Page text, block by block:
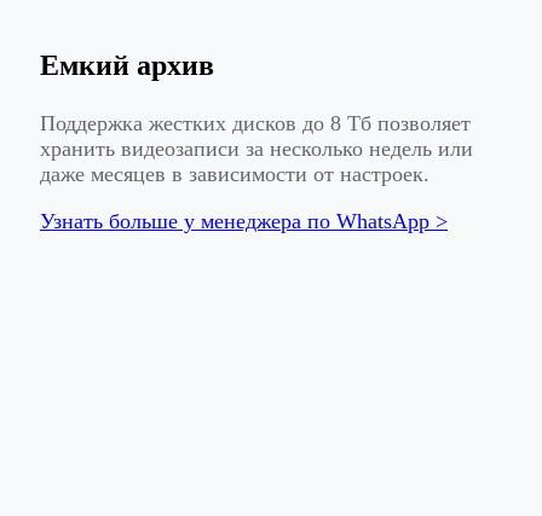
Емкий архив
Поддержка жестких дисков до 8 Тб позволяет
хранить видеозаписи за несколько недель или
даже месяцев в зависимости от настроек.
Узнать больше у менеджера по WhatsApp >